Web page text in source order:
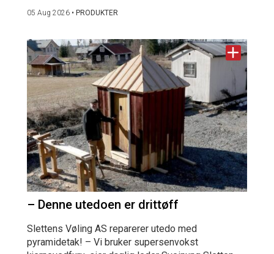
05 Aug 2026 • PRODUKTER
– Denne utedoen er drittøff
Slettens Vøling AS reparerer utedo med
pyramidetak! – Vi bruker supersenvokst